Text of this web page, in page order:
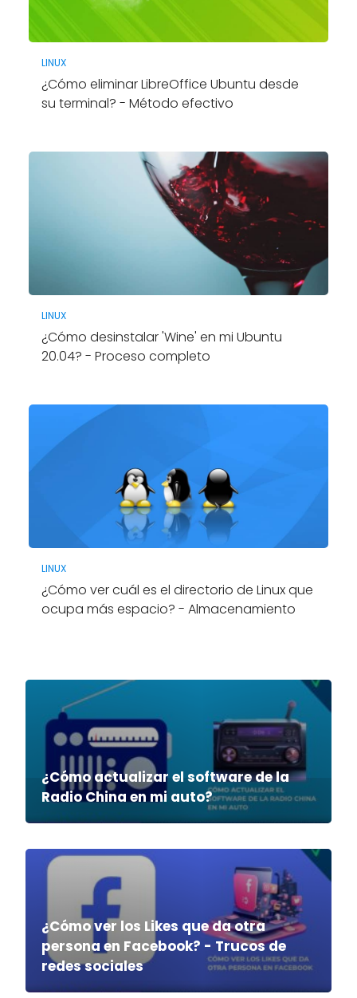
LINUX
¿Cómo eliminar LibreOffice Ubuntu desde
su terminal? - Método efectivo
LINUX
¿Cómo desinstalar 'Wine' en mi Ubuntu
20.04? - Proceso completo
LINUX
¿Cómo ver cuál es el directorio de Linux que
ocupa más espacio? - Almacenamiento
¿Cómo actualizar el software de la
Radio China en mi auto?
¿Cómo ver los Likes que da otra
persona en Facebook? - Trucos de
redes sociales